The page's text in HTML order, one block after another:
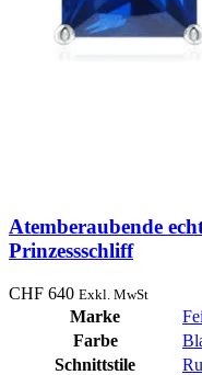
Atemberaubende
Prinzessschliff
CHF 640 Exkl. MwSt
Marke
Farbe
Schnittstile